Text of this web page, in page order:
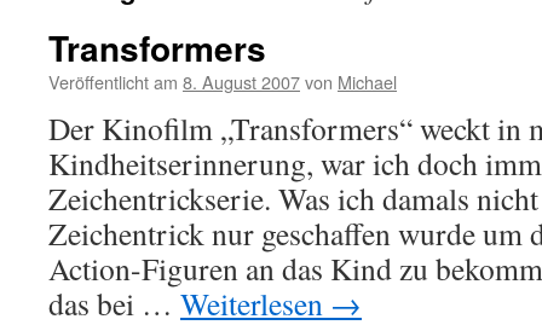
Transformers
Veröffentlicht am 8. August 2007von Michael
Der Kinofilm „Transformers“ weckt in
Kindheitserinnerung, war ich doch
Zeichentrickserie. Was ich damals
Zeichentrick nur geschaffen wurde um
Action-Figuren an das Kind zu
das bei … Weiterlesen →